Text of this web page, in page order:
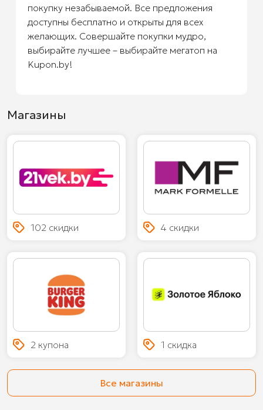
покупку незабываемой. Все предложения
доступны бесплатно и открыты для всех
желающих. Совершайте покупки мудро,
выбирайте лучшее – выбирайте мегатоп на
Kupon.by!
Магазины
102 скидки 4 скидки
2 купона 1 скидка
Все магазины